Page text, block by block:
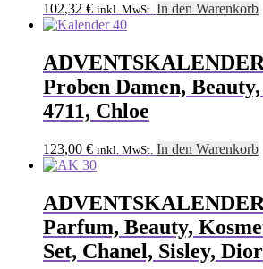
102,32 € inkl. MwSt. In den Warenkorb
Proben Damen,
4711, Chloe
123,00 € inkl. MwSt. In den Warenkorb
Parfum, Beauty,
Set, Chanel, Sisley, Dior